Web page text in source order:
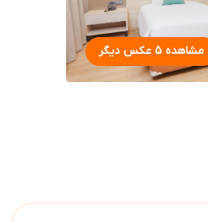
مشاهده 5 عکس دیگر